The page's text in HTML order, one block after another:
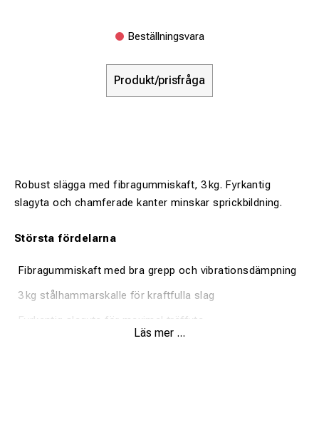
Beställningsvara
Produkt/prisfråga
Robust slägga med fibragummiskaft, 3 kg. Fyrkantig
slagyta och chamferade kanter minskar sprickbildning.
Största fördelarna
Fibragummiskaft med bra grepp och vibrationsdämpning
3 kg stålhammarskalle för kraftfulla slag
Fyrkantig slagyta för maximal träffyta
Läs mer ...